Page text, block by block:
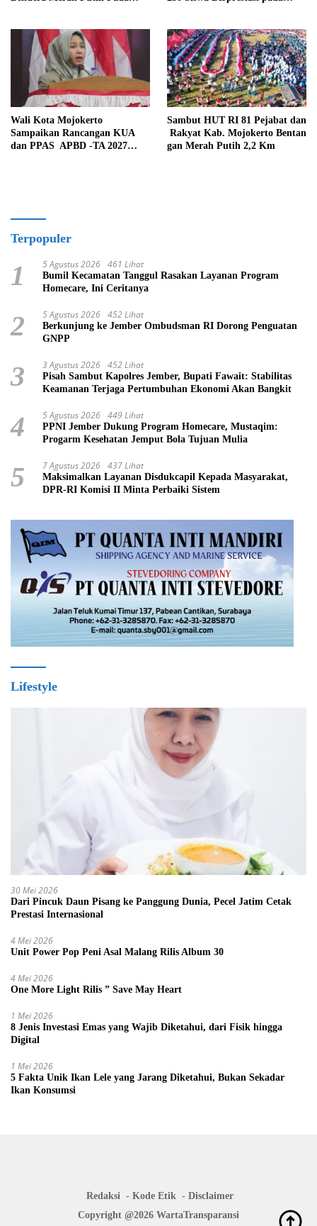
Wali Kota Mojokerto
Sampaikan Rancangan KUA
dan PPAS APBD -TA 2027
Sambut HUT RI 81 Pejabat dan
Rakyat Kab. Mojokerto Bentan
gan Merah Putih 2,2 Km
Terpopuler
1 5 Agustus 2026 461 Lihat
Bumil Kecamatan Tanggul Rasakan Layanan Program
Homecare, Ini Ceritanya
2 5 Agustus 2026 452 Lihat
Berkunjung ke Jember Ombudsman RI Dorong Penguatan
GNPP
3 3 Agustus 2026 452 Lihat
Pisah Sambut Kapolres Jember, Bupati Fawait: Stabilitas
Keamanan Terjaga Pertumbuhan Ekonomi Akan Bangkit
4 5 Agustus 2026 449 Lihat
PPNI Jember Dukung Program Homecare, Mustaqim:
Progarm Kesehatan Jemput Bola Tujuan Mulia
5 7 Agustus 2026 437 Lihat
Maksimalkan Layanan Disdukcapil Kepada Masyarakat,
DPR-RI Komisi II Minta Perbaiki Sistem
Lifestyle
30 Mei 2026
Dari Pincuk Daun Pisang ke Panggung Dunia, Pecel Jatim Cetak
Prestasi Internasional
4 Mei 2026
Unit Power Pop Peni Asal Malang Rilis Album 30
4 Mei 2026
One More Light Rilis ” Save May Heart
1 Mei 2026
8 Jenis Investasi Emas yang Wajib Diketahui, dari Fisik hingga
Digital
1 Mei 2026
5 Fakta Unik Ikan Lele yang Jarang Diketahui, Bukan Sekadar
Ikan Konsumsi
Redaksi Kode Etik
Disclaimer
Copyright @2026 WartaTransparansi